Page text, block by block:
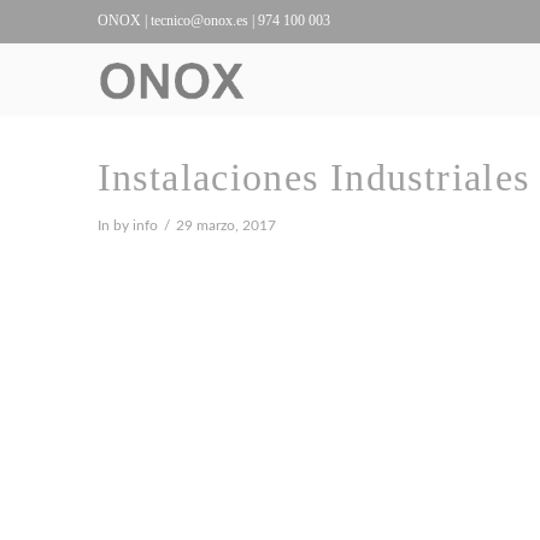
ONOX | tecnico@onox.es | 974 100 003
Instalaciones Industriales
In by info 29 marzo, 2017